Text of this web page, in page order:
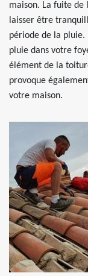
maison. La fuite de
laisser être
période de la pluie.
pluie dans votre
élément de la
provoque
votre maison.